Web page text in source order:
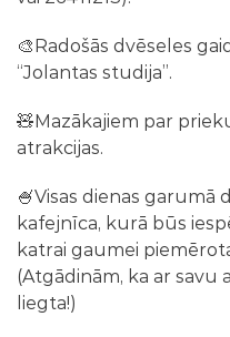
🎨Radošās dvēseles
“Jolantas studija”.
🧸Mazākajiem par
atrakcijas.
🍧Visas dienas garumā
kafejnīca, kurā būs
katrai gaumei
(Atgādinām, ka ar savu
liegta!)